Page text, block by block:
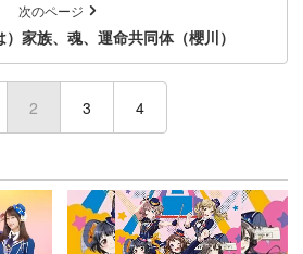
次のページ
）家族、魂、運命共同体（櫻川）
2 (current)
3 4